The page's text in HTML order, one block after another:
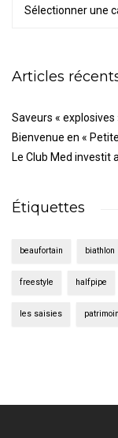
Sélectionner une
Articles
Saveurs « explosives
Bienvenue en «
Le Club Med investit
Étiquettes
beaufortain biathlon
freestyle halfpipe
les saisies